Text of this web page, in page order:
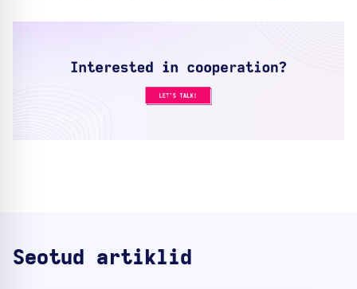
Seotud artiklid